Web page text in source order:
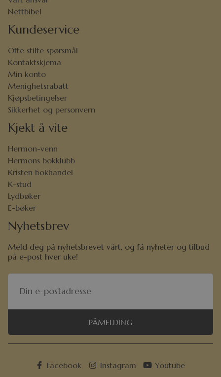
Nettbibel
Kundeservice
Ofte stilte spørsmål
Kontaktskjema
Min konto
Menighetsrabatt
Kjøpsbetingelser
Sikkerhet og personvern
Kjekt å vite
Hermon-venn
Hermons bokklubb
Kristen bokhandel
K-stud
Lydbøker
E-bøker
Nyhetsbrev
Meld deg på nyhetsbrevet vårt, og få nyheter og tilbud
på e-post hver uke!
PÅMELDING
Facebook Instagram Youtube